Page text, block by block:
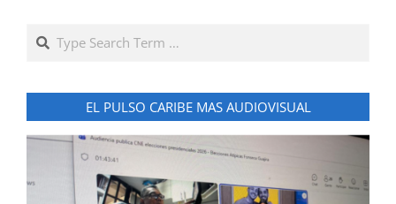
Search
EL PULSO CARIBE MAS AUDIOVISUAL